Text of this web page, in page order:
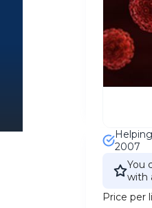
2007
You
with
Price per